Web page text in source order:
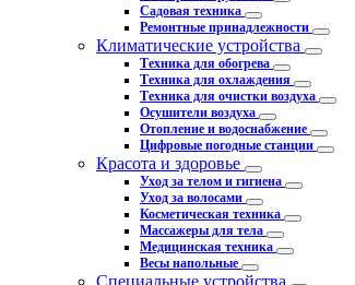
Садовая техника
Ремонтные принадлежности
Климатические устройства
Техника для обогрева
Техника для охлаждения
Техника для очистки воздуха
Осушители воздуха
Отопление и водоснабжение
Цифровые погодные станции
Красота и здоровье
Уход за телом и гигиена
Уход за волосами
Косметическая техника
Массажеры для тела
Медицинская техника
Весы напольные